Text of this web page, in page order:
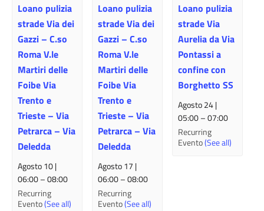
Loano pulizia
strade Via dei
Gazzi – C.so
Roma V.le
Martiri delle
Foibe Via
Trento e
Trieste – Via
Petrarca – Via
Deledda
Agosto 10 |
06:00–08:00
Recurring
Evento(See all)
Loano pulizia
strade Via dei
Gazzi – C.so
Roma V.le
Martiri delle
Foibe Via
Trento e
Trieste – Via
Petrarca – Via
Deledda
Agosto 17 |
06:00–08:00
Recurring
Evento(See all)
Loano pulizia
strade Via
Aurelia da Via
Pontassi a
confine con
Borghetto SS
Agosto 24 |
05:00–07:00
Recurring
Evento(See all)